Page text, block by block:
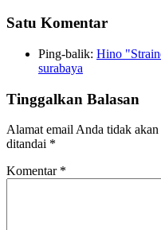
Satu Komentar
Ping-balik: Hino
surabaya
Tinggalkan Balasan
Alamat email Anda tidak
ditandai *
Komentar *